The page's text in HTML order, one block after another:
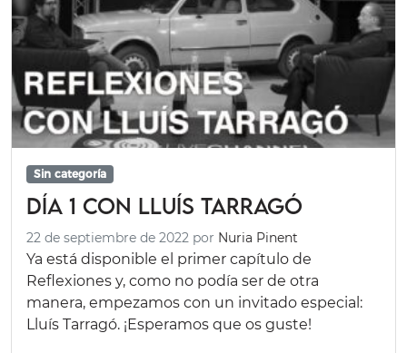
Sin categoría
Día 1 con Lluís Tarragó
22 de septiembre de 2022 por Nuria Pinent
Ya está disponible el primer capítulo de
Reflexiones y, como no podía ser de otra
manera, empezamos con un invitado especial:
Lluís Tarragó. ¡Esperamos que os guste!